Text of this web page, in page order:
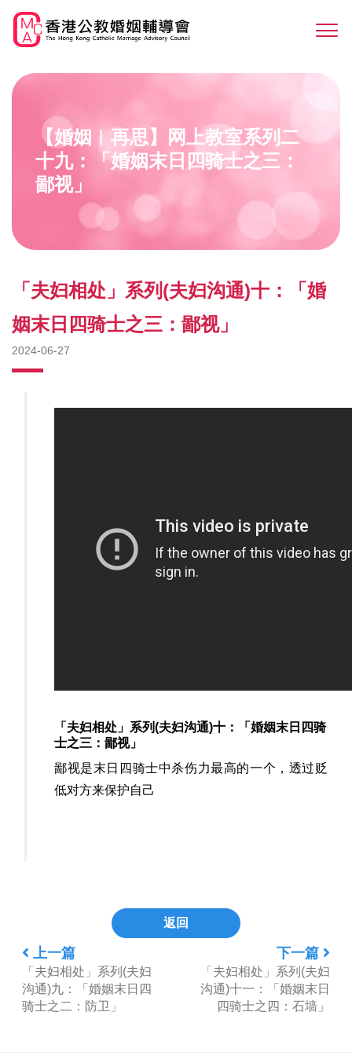
main
【婚姻︳再思】网上教室系列二
十九：「婚姻末日四骑士之三：
鄙视」
「夫妇相处」系列(夫妇沟通)十：「婚
姻末日四骑士之三：鄙视」
2024-06-27
「夫妇相处」系列(夫妇沟通)十：「婚姻末日四骑
士之三：鄙视」
鄙视是末日四骑士中杀伤力最高的一个，透过贬
低对方来保护自己
上一篇
「夫妇相处」系列(夫妇
沟通)九：「婚姻末日四
骑士之二：防卫」
返回
下一篇
「夫妇相处」系列(夫妇
沟通)十一：「婚姻末日
四骑士之四：石墙」